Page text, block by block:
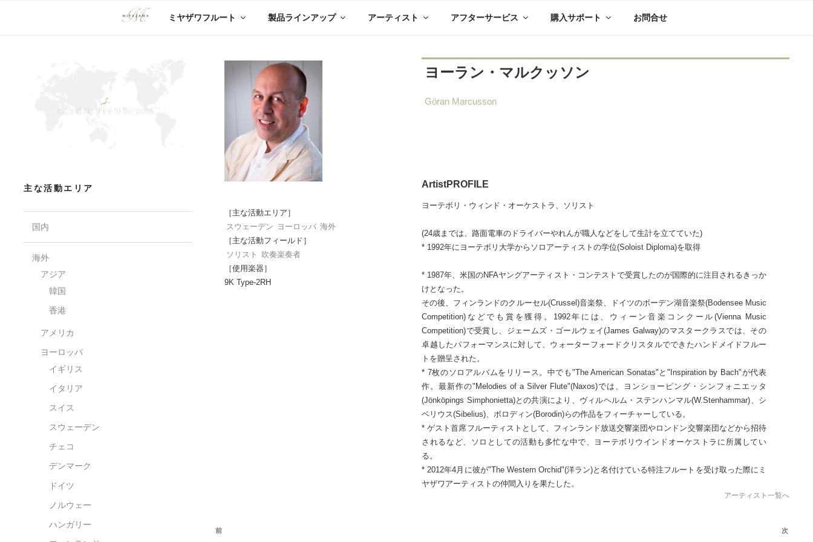
ミヤザワフルート 製品ラインアップ アーティスト アフターサービス 購入サポート お問合せ
ヨーラン・マルクッソン
Göran Marcusson
［主な活動エリア］
スウェーデン ヨーロッパ 海外
［主な活動フィールド］
ソリスト
吹奏楽奏者
［使用楽器］
9K Type-2RH
ArtistPROFILE
ヨーテボリ・ウィンド・オーケストラ、ソリスト
(24歳までは、路面電車のドライバーやれんが職人などをして生計を立てていた)
* 1992年にヨーテボリ大学からソロアーティストの学位(Soloist Diploma)を取得
* 1987年、米国のNFAヤングアーティスト・コンテストで受賞したのが国際的に注目されるきっか
けとなった。
その後、フィンランドのクルーセル(Crussel)音楽祭、ドイツのボーデン湖音楽祭(Bodensee Music
Competition)などでも賞を獲得。1992年には、ウィーン音楽コンクール(Vienna Music
Competition)で受賞し、ジェームズ・ゴールウェイ(James Galway)のマスタークラスでは、その
卓越したパフォーマンスに対して、ウォーターフォードクリスタルでできたハンドメイドフルー
トを贈呈された。
* 7枚のソロアルバムをリリース。中でも"The American Sonatas"と"Inspiration by Bach"が代表
作。最新作の"Melodies of a Silver Flute"(Naxos)では、ヨンショーピング・シンフォニエッタ
(Jönköpings Simphonietta)との共演により、ヴィルヘルム・ステンハンマル(W.Stenhammar)、シ
ベリウス(Sibelius)、ボロディン(Borodin)らの作品をフィーチャーしている。
* ゲスト首席フルーティストとして、フィンランド放送交響楽団やロンドン交響楽団などから招待
されるなど、ソロとしての活動も多忙な中で、ヨーテボリウインドオーケストラに所属してい
る。
* 2012年4月に彼が"The Western Orchid"(洋ラン)と名付けている特注フルートを受け取った際にミ
ヤザワアーティストの仲間入りを果たした。
アーティスト一覧へ
投
過
前 次
主な活動エリア
国内
海外
アジア
韓国
香港
アメリカ
ヨーロッパ
イギリス
イタリア
スイス
スウェーデン
チェコ
デンマーク
ドイツ
ノルウェー
ハンガリー